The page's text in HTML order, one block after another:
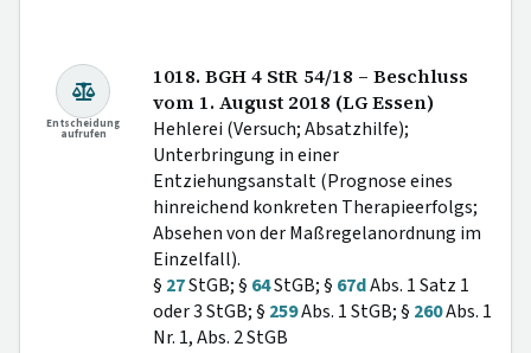
Entscheidung
aufrufen
1018. BGH 4 StR 54/18 – Beschluss
vom 1. August 2018 (LG Essen)
Hehlerei (Versuch; Absatzhilfe);
Unterbringung in einer
Entziehungsanstalt (Prognose eines
hinreichend konkreten Therapieerfolgs;
Absehen von der Maßregelanordnung im
Einzelfall).
§ 27StGB; § 64StGB; § 67dAbs. 1 Satz 1
oder 3 StGB; § 259Abs. 1 StGB; § 260Abs. 1
Nr. 1, Abs. 2 StGB